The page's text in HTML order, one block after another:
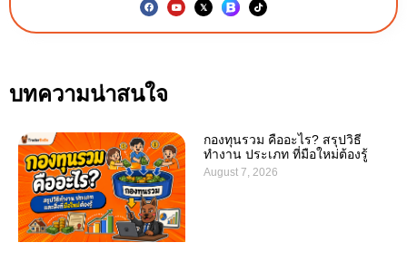
บทความน่าสนใจ
กองทุนรวม คืออะไร? สรุปวิธี
ทำงาน ประเภท ที่มือใหม่ต้องรู้
August 7, 2026